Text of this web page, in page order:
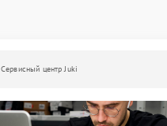
Сервисный центр Juki